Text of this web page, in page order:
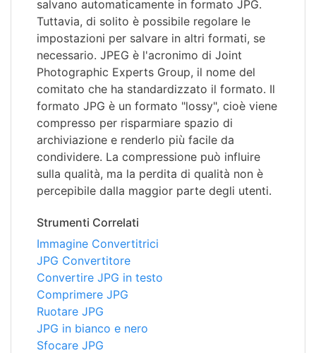
salvano automaticamente in formato JPG.
Tuttavia, di solito è possibile regolare le
impostazioni per salvare in altri formati, se
necessario. JPEG è l'acronimo di Joint
Photographic Experts Group, il nome del
comitato che ha standardizzato il formato. Il
formato JPG è un formato "lossy", cioè viene
compresso per risparmiare spazio di
archiviazione e renderlo più facile da
condividere. La compressione può influire
sulla qualità, ma la perdita di qualità non è
percepibile dalla maggior parte degli utenti.
Strumenti Correlati
Immagine Convertitrici
JPG Convertitore
Convertire JPG in testo
Comprimere JPG
Ruotare JPG
JPG in bianco e nero
Sfocare JPG